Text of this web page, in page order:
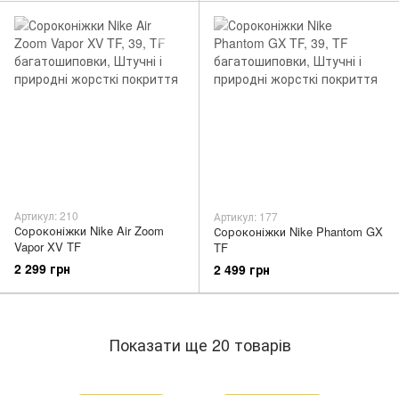
Артикул: 210
Сороконіжки Nike Air Zoom
Vapor XV TF
2 299 грн
Артикул: 177
Сороконіжки Nike Phantom GX
TF
2 499 грн
Показати ще 20 товарів